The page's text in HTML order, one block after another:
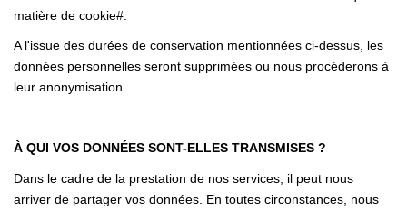
matière de cookie#.
A l'issue des durées de conservation mentionnées ci-dessus, les
données personnelles seront supprimées ou nous procéderons à
leur anonymisation.
À QUI VOS DONNÉES SONT-ELLES TRANSMISES ?
Dans le cadre de la prestation de nos services, il peut nous
arriver de partager vos données. En toutes circonstances, nous